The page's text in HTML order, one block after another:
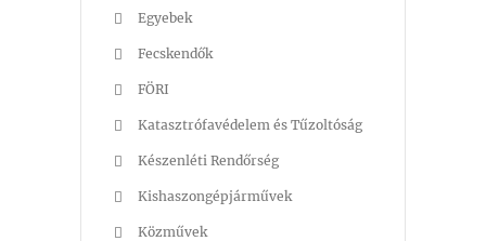
Egyebek
Fecskendők
FÖRI
Katasztrófavédelem és Tűzoltóság
Készenléti Rendőrség
Kishaszongépjárművek
Közművek